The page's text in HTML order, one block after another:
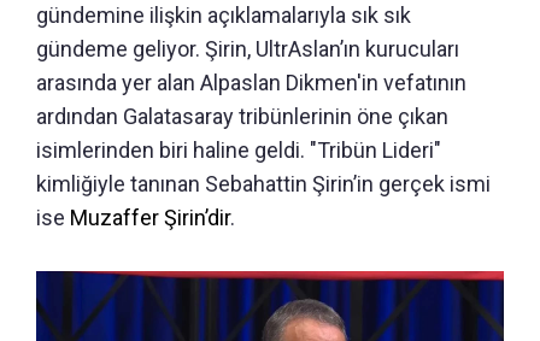
gündemine ilişkin açıklamalarıyla sık sık
gündeme geliyor. Şirin, UltrAslan’ın kurucuları
arasında yer alan Alpaslan Dikmen'in vefatının
ardından Galatasaray tribünlerinin öne çıkan
isimlerinden biri haline geldi. "Tribün Lideri"
kimliğiyle tanınan Sebahattin Şirin’in gerçek ismi
ise Muzaffer Şirin’dir.